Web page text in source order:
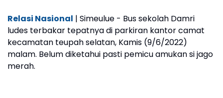
Relasi Nasional | Simeulue - Bus sekolah Damri
ludes terbakar tepatnya di parkiran kantor camat
kecamatan teupah selatan, Kamis (9/6/2022)
malam. Belum diketahui pasti pemicu amukan si jago
merah.